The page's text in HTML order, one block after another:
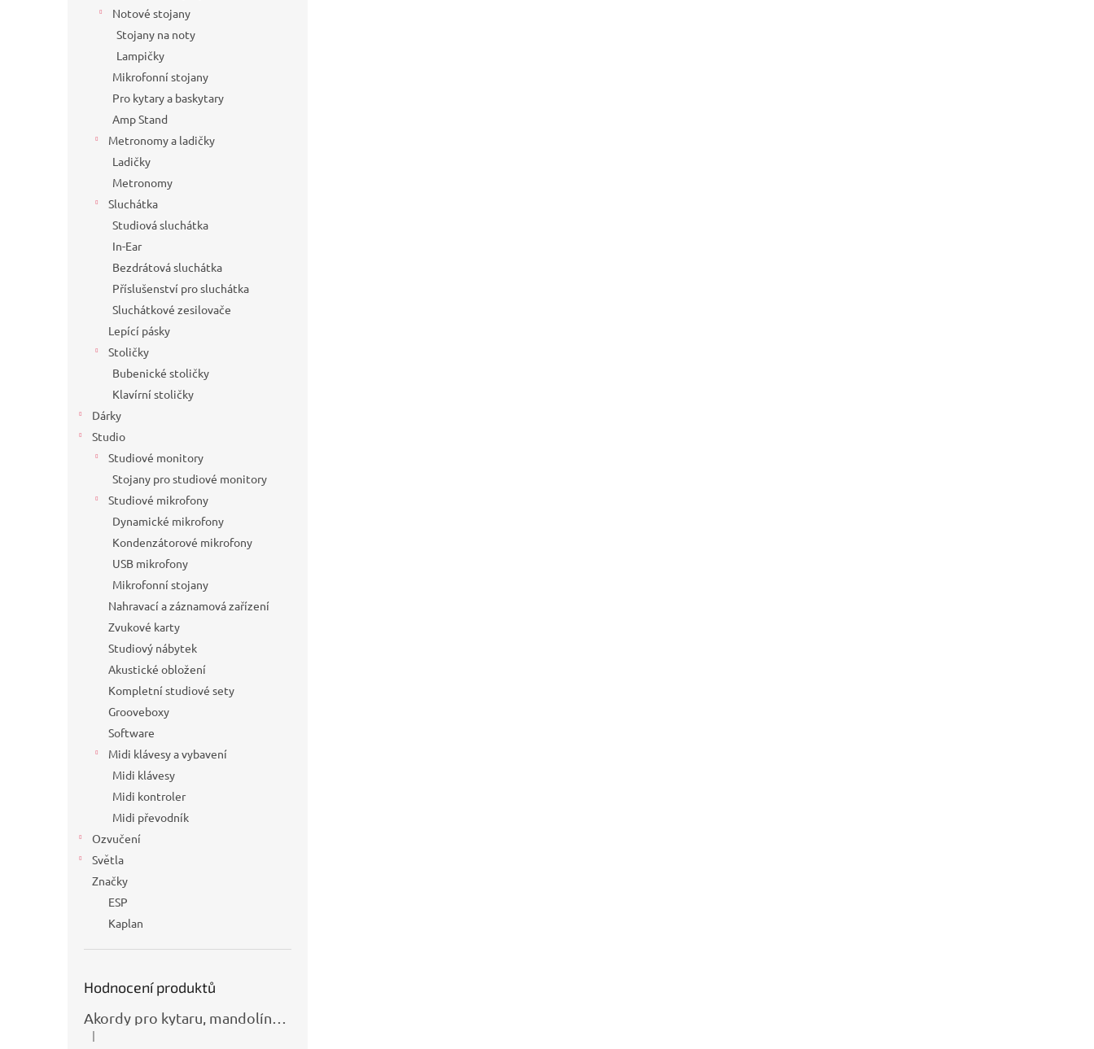
Notové stojany
Stojany na noty
Lampičky
Mikrofonní stojany
Pro kytary a baskytary
Amp Stand
Metronomy a ladičky
Ladičky
Metronomy
Sluchátka
Studiová sluchátka
In-Ear
Bezdrátová sluchátka
Příslušenství pro sluchátka
Sluchátkové zesilovače
Lepící pásky
Stoličky
Bubenické stoličky
Klavírní stoličky
Dárky
Studio
Studiové monitory
Stojany pro studiové monitory
Studiové mikrofony
Dynamické mikrofony
Kondenzátorové mikrofony
USB mikrofony
Mikrofonní stojany
Nahravací a záznamová zařízení
Zvukové karty
Studiový nábytek
Akustické obložení
Kompletní studiové sety
Grooveboxy
Software
Midi klávesy a vybavení
Midi klávesy
Midi kontroler
Midi převodník
Ozvučení
Světla
Značky
ESP
Kaplan
Hodnocení produktů
Hodnocení produktu je 5 z 5 hvězdiček.
|